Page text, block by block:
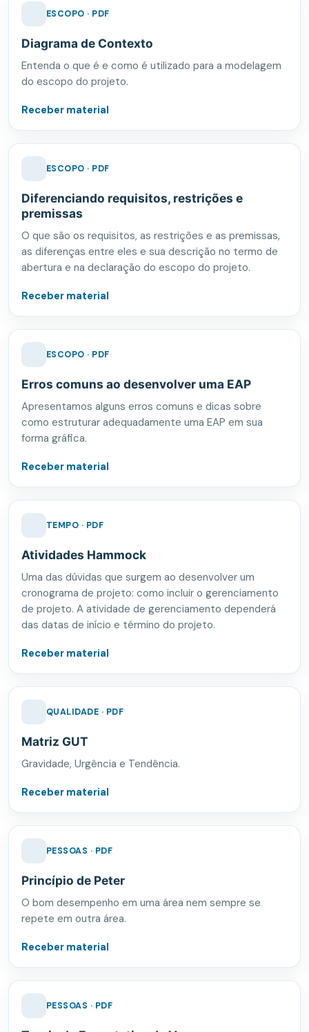
ESCOPO · PDF
Diagrama de Contexto
Entenda o que é e como é utilizado para a modelagem
do escopo do projeto.
Receber material
ESCOPO · PDF
Diferenciando requisitos, restrições e
premissas
O que são os requisitos, as restrições e as premissas,
as diferenças entre eles e sua descrição no termo de
abertura e na declaração do escopo do projeto.
Receber material
ESCOPO · PDF
Erros comuns ao desenvolver uma EAP
Apresentamos alguns erros comuns e dicas sobre
como estruturar adequadamente uma EAP em sua
forma gráfica.
Receber material
TEMPO · PDF
Atividades Hammock
Uma das dúvidas que surgem ao desenvolver um
cronograma de projeto: como incluir o gerenciamento
de projeto. A atividade de gerenciamento dependerá
das datas de início e término do projeto.
Receber material
QUALIDADE · PDF
Matriz GUT
Gravidade, Urgência e Tendência.
Receber material
PESSOAS · PDF
Princípio de Peter
O bom desempenho em uma área nem sempre se
repete em outra área.
Receber material
PESSOAS · PDF